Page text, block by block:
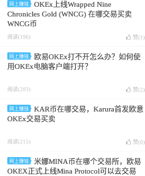
网上赚钱
OKEx上线Wrapped Nine
Chronicles Gold (WNCG) 在哪交易买卖
WNCG币
阅读(196) 赞(1 )
网上赚钱
欧易OKEx打不开怎么办？如何使
用OKEx电脑客户端打开？
阅读(203) 赞(2)
网上赚钱
KAR币在哪交易，Karura首发欧意
OKEx交易买卖
阅读(215) 赞(0)
网上赚钱
米娜MINA币在哪个交易所，欧易
OKEX正式上线Mina Protocol可以去交易